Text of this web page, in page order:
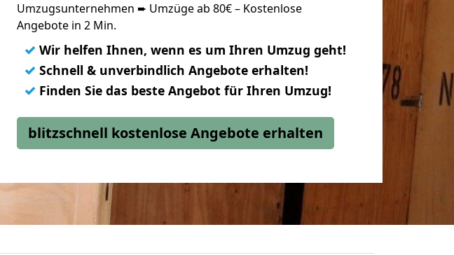
Umzugsunternehmen ➨ Umzüge ab 80€ – Kostenlose
Angebote in 2 Min.
✓ Wir helfen Ihnen, wenn es um Ihren Umzug geht!
✓ Schnell & unverbindlich Angebote erhalten!
✓ Finden Sie das beste Angebot für Ihren Umzug!
blitzschnell kostenlose Angebote erhalten